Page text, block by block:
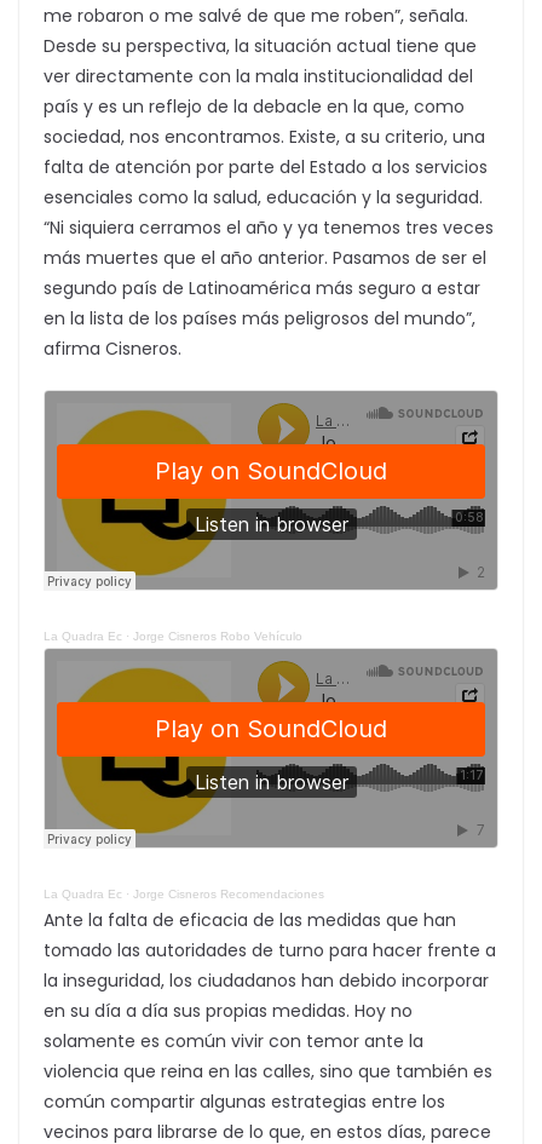
me robaron o me salvé de que me roben”, señala.
Desde su perspectiva, la situación actual tiene que
ver directamente con la mala institucionalidad del
país y es un reflejo de la debacle en la que, como
sociedad, nos encontramos. Existe, a su criterio, una
falta de atención por parte del Estado a los servicios
esenciales como la salud, educación y la seguridad.
“Ni siquiera cerramos el año y ya tenemos tres veces
más muertes que el año anterior. Pasamos de ser el
segundo país de Latinoamérica más seguro a estar
en la lista de los países más peligrosos del mundo”,
afirma Cisneros.
La Quadra Ec · Jorge Cisneros Robo Vehículo
La Quadra Ec · Jorge Cisneros Recomendaciones
Ante la falta de eficacia de las medidas que han
tomado las autoridades de turno para hacer frente a
la inseguridad, los ciudadanos han debido incorporar
en su día a día sus propias medidas. Hoy no
solamente es común vivir con temor ante la
violencia que reina en las calles, sino que también es
común compartir algunas estrategias entre los
vecinos para librarse de lo que, en estos días, parece